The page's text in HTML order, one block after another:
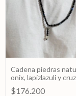
Cadena piedras
onix, lapizlazuli y cruz
equilibrio- Plata 925
$176.200